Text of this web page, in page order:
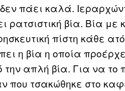
πάει καλά.
ρατσιστική βία. Βία
πίστη κάθε
η βία η οποία
την απλή βία. Για να
που τσακώθηκε στο